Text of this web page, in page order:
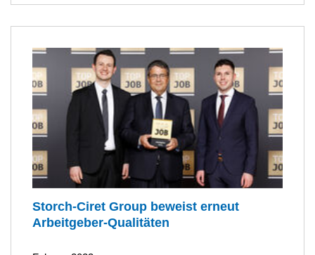
Storch-Ciret Group beweist erneut
Arbeitgeber-Qualitäten